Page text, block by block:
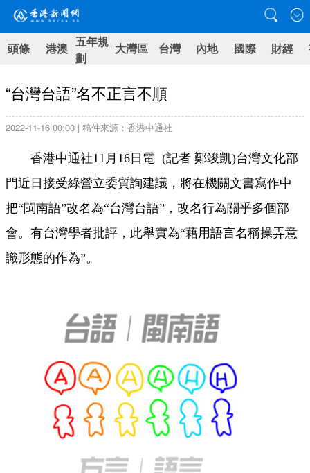
頭條 港澳 五年規
劃
大灣區 台灣 內地 國際 財經
“台灣台語”名不正言不順
2022-11-16 00:00 | 稿件來源：香港中通社
香港中通社11月16日電 (記者 鄭竣凱)台灣文化部
門近日接受綠營立委質詢建議，將在機關文書寫作中
把“閩南語”改名為“台灣台語”，改名行為關乎多個部
會。有台灣學者批評，此舉實為“藉用語言名稱操弄意
識形態的作為”。